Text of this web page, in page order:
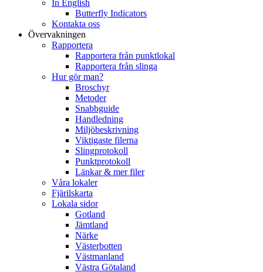
In English
Butterfly Indicators
Kontakta oss
Övervakningen
Rapportera
Rapportera från punktlokal
Rapportera från slinga
Hur gör man?
Broschyr
Metoder
Snabbguide
Handledning
Miljöbeskrivning
Viktigaste filerna
Slingprotokoll
Punktprotokoll
Länkar & mer filer
Våra lokaler
Fjärilskarta
Lokala sidor
Gotland
Jämtland
Närke
Västerbotten
Västmanland
Västra Götaland